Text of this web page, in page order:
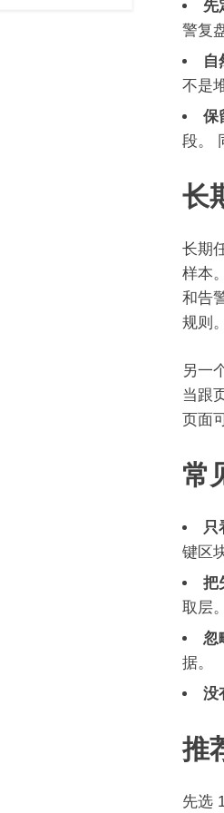
先
警复
自
不是
保
段。
长
长期
样本
和告
规则
另一
当跟
页面
常
只
键区
把
取层
忽
据。
没
推
先选